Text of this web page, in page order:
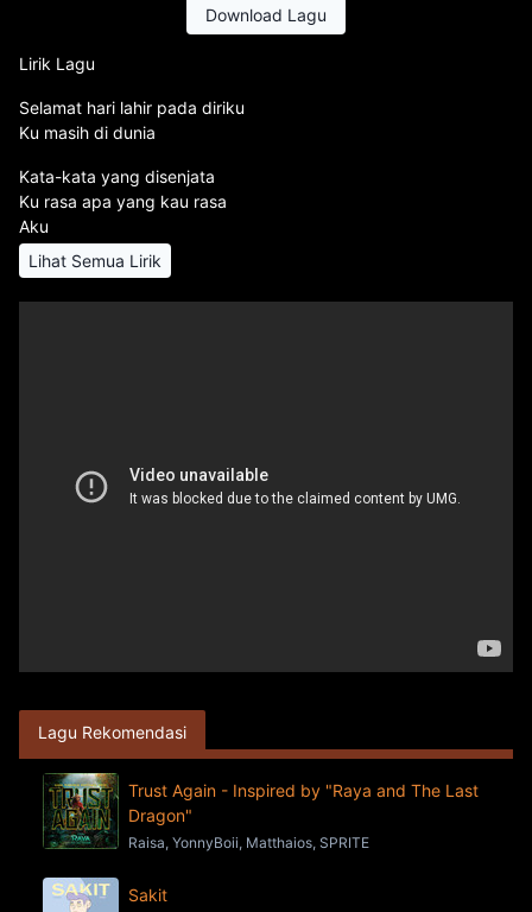
Download Lagu
Lirik Lagu
Selamat hari lahir pada diriku
Ku masih di dunia
Kata-kata yang disenjata
Ku rasa apa yang kau rasa
Aku
Lihat Semua Lirik
Lagu Rekomendasi
Trust Again - Inspired by "Raya and The Last
Dragon"
Raisa, YonnyBoii, Matthaios, SPRITE
Sakit